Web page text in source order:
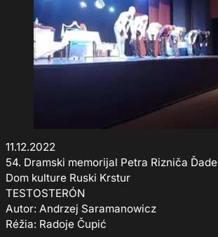
11.12.2022
54. Dramski memorijal Petra Rizniča Ďade
Dom kulture Ruski Krstur
TESTOSTERÓN
Autor: Andrzej Saramanowicz
Réžia: Radoje Čupić